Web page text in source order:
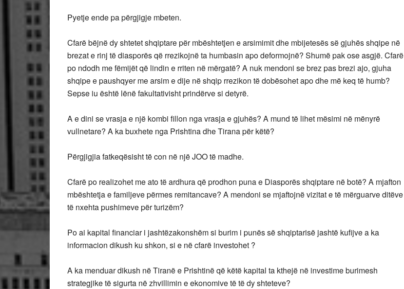
Pyetje ende pa përgjigje mbeten.
Cfarë bëjnë dy shtetet shqiptare për mbështetjen e arsimimit dhe mbijetesës së gjuhës shqipe në
brezat e rinj të diasporës që rrezikojnë ta humbasin apo deformojnë? Shumë pak ose asgjë. Cfarë
po ndodh me fëmijët që lindin e rriten në mërgatë? A nuk mendoni se brez pas brezi ajo, gjuha
shqipe e paushqyer me arsim e dije në shqip rrezikon të dobësohet apo dhe më keq të humb?
Sepse iu është lënë fakultativisht prindërve si detyrë.
A e dini se vrasja e një kombi fillon nga vrasja e gjuhës? A mund të lihet mësimi në mënyrë
vullnetare? A ka buxhete nga Prishtina dhe Tirana për këtë?
Përgjigjia fatkeqësisht të con në një JOO të madhe.
Cfarë po realizohet me ato të ardhura që prodhon puna e Diasporës shqiptare në botë? A mjafton
mbështetja e familjeve përmes remitancave? A mendoni se mjaftojnë vizitat e të mërguarve ditëve
të nxehta pushimeve për turizëm?
Po ai kapital financiar i jashtëzakonshëm si burim i punës së shqiptarisë jashtë kufijve a ka
informacion dikush ku shkon, si e në cfarë investohet ?
A ka menduar dikush në Tiranë e Prishtinë që këtë kapital ta kthejë në investime burimesh
strategjike të sigurta në zhvillimin e ekonomive të të dy shteteve?